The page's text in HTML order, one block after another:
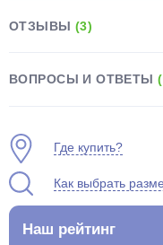
ОТЗЫВЫ (3)
ВОПРОСЫ И ОТВЕТЫ
Где купить?
Как выбрать
Наш рейтинг